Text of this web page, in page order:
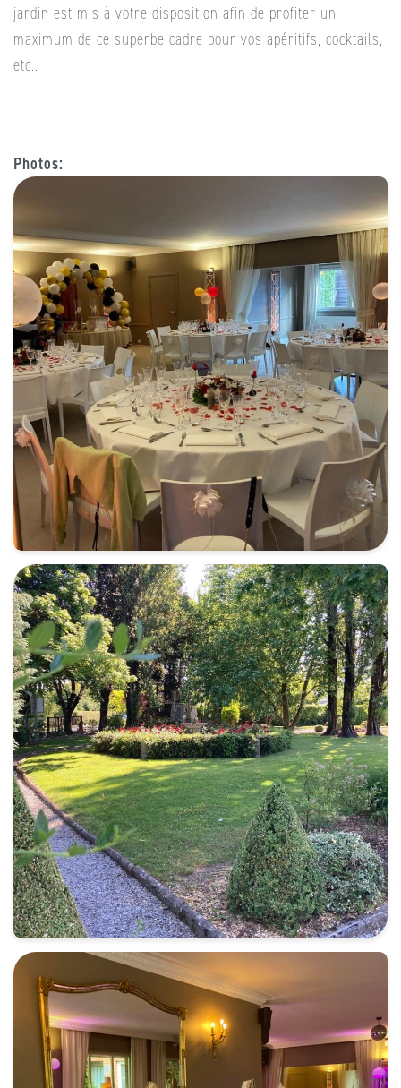
jardin est mis à votre disposition afin de profiter un
maximum de ce superbe cadre pour vos apéritifs, cocktails,
etc..
Photos